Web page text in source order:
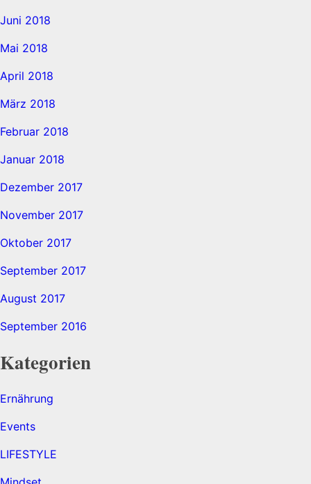
Juni 2018
Mai 2018
April 2018
März 2018
Februar 2018
Januar 2018
Dezember 2017
November 2017
Oktober 2017
September 2017
August 2017
September 2016
Kategorien
Ernährung
Events
LIFESTYLE